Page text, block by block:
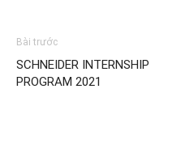
Bài trước
SCHNEIDER INTERNSHIP
PROGRAM 2021